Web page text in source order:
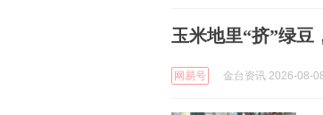
玉米地里“挤”绿豆
网易号 金台资讯 2026-08-